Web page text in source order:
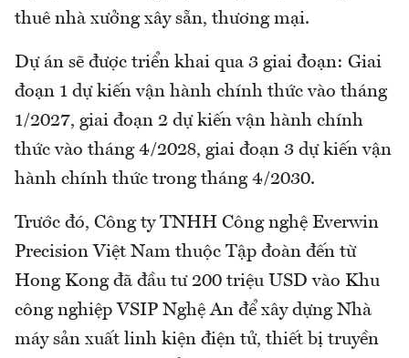
thuê nhà xưởng xây sẵn, thương mại.
Dự án sẽ được triển khai qua 3 giai đoạn: Giai
đoạn 1 dự kiến vận hành chính thức vào tháng
1/2027, giai đoạn 2 dự kiến vận hành chính
thức vào tháng 4/2028, giai đoạn 3 dự kiến vận
hành chính thức trong tháng 4/2030.
Trước đó, Công ty TNHH Công nghệ Everwin
Precision Việt Nam thuộc Tập đoàn đến từ
Hong Kong đã đầu tư 200 triệu USD vào Khu
công nghiệp VSIP Nghệ An để xây dựng Nhà
máy sản xuất linh kiện điện tử, thiết bị truyền